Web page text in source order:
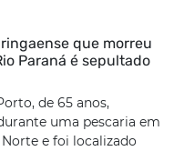
que morreu
Paraná é sepultado
de 65 anos,
uma pescaria em
e foi localizado